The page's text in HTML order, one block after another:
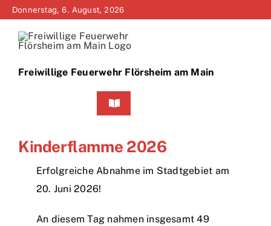
Zum
springen
Donnerstag, 6. August, 2026
Freiwillige Feuerwehr Flörsheim am Main
Toggle
Neuigkeiten
Kinderflamme 2026
Erfolgreiche Abnahme im Stadtgebiet am
20. Juni 2026!
An diesem Tag nahmen insgesamt 49